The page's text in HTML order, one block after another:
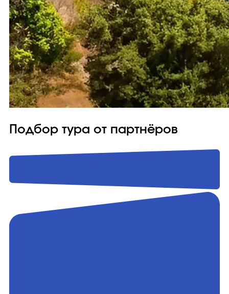
Подбор тура от партнёров